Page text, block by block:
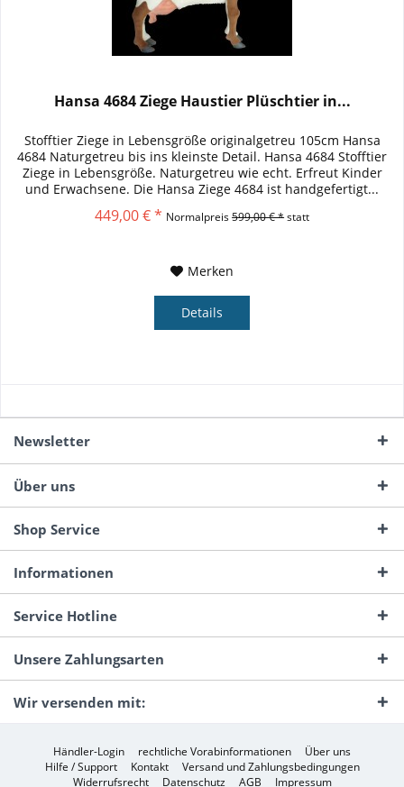
Hansa 4684 Ziege Haustier Plüschtier in...
Stofftier Ziege in Lebensgröße originalgetreu 105cm Hansa
4684 Naturgetreu bis ins kleinste Detail. Hansa 4684 Stofftier
Ziege in Lebensgröße. Naturgetreu wie echt. Erfreut Kinder
und Erwachsene. Die Hansa Ziege 4684 ist handgefertigt...
449,00 € * Normalpreis599,00 € *statt
Merken
Details
Newsletter
Über uns
Shop Service
Informationen
Service Hotline
Unsere Zahlungsarten
Wir versenden mit:
Händler-Login rechtliche Vorabinformationen
Über uns
Hilfe / Support
Kontakt
Versand und Zahlungsbedingungen
Widerrufsrecht
Datenschutz AGB Impressum